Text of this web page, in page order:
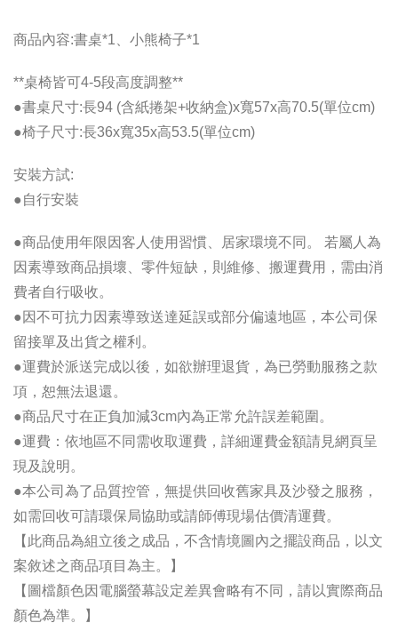
商品內容:書桌*1、小熊椅子*1
**桌椅皆可4-5段高度調整**
●書桌尺寸:長94 (含紙捲架+收納盒)x寬57x高70.5(單位cm)
●椅子尺寸:長36x寬35x高53.5(單位cm)
安裝方試:
●自行安裝
●商品使用年限因客人使用習慣、居家環境不同。 若屬人為
因素導致商品損壞、零件短缺，則維修、搬運費用，需由消
費者自行吸收。
●因不可抗力因素導致送達延誤或部分偏遠地區，本公司保
留接單及出貨之權利。
●運費於派送完成以後，如欲辦理退貨，為已勞動服務之款
項，恕無法退還。
●商品尺寸在正負加減3cm內為正常允許誤差範圍。
●運費：依地區不同需收取運費，詳細運費金額請見網頁呈
現及說明。
●本公司為了品質控管，無提供回收舊家具及沙發之服務，
如需回收可請環保局協助或請師傅現場估價清運費。
【此商品為組立後之成品，不含情境圖內之擺設商品，以文
案敘述之商品項目為主。】
【圖檔顏色因電腦螢幕設定差異會略有不同，請以實際商品
顏色為準。】